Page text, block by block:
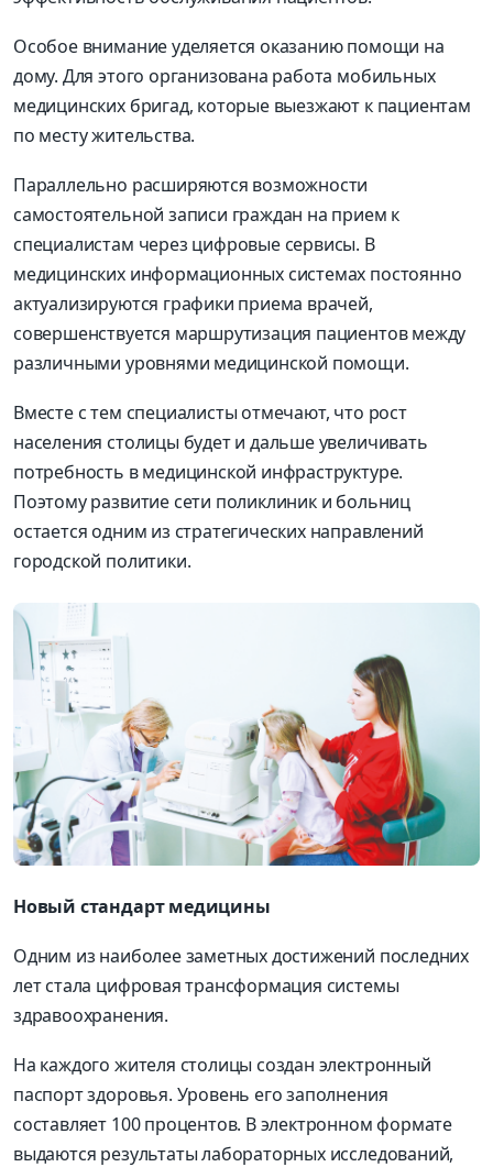
Особое внимание уделяется оказанию помощи на
дому. Для этого организована работа мобильных
медицинских бригад, которые выезжают к пациентам
по месту жительства.
Параллельно расширяются возможности
самостоятельной записи граждан на прием к
специалистам через цифровые сервисы. В
медицинских информационных системах постоянно
актуализируются графики приема врачей,
совершенствуется маршрутизация пациентов между
различными уровнями медицинской помощи.
Вместе с тем специалисты отмечают, что рост
населения столицы будет и дальше увеличивать
потребность в медицинской инфраструктуре.
Поэтому развитие сети поликлиник и больниц
остается одним из стратегических направлений
городской политики.
Новый стандарт медицины
Одним из наиболее заметных достижений последних
лет стала цифровая трансформация системы
здравоохранения.
На каждого жителя столицы создан электронный
паспорт здоровья. Уровень его заполнения
составляет 100 процентов. В электронном формате
выдаются результаты лабораторных исследований,